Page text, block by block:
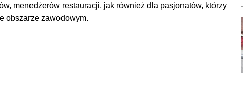
menedżerów restauracji, jak również dla pasjonatów, którzy
obszarze zawodowym.